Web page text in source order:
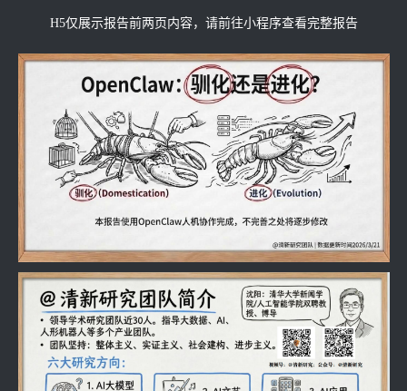
H5仅展示报告前两页内容，请前往小程序查看完整报告